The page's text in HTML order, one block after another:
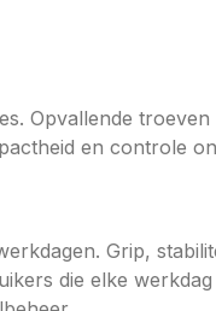
Opvallende
en controle
Grip,
die elke